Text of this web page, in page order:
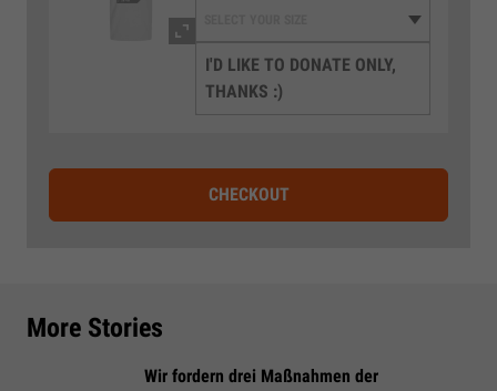
I'D LIKE TO DONATE ONLY,
THANKS :)
CHECKOUT
More Stories
Wir fordern drei Maßnahmen der